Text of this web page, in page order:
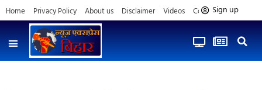
Home Privacy Policy About us Disclaimer Videos Contact us
Sign up